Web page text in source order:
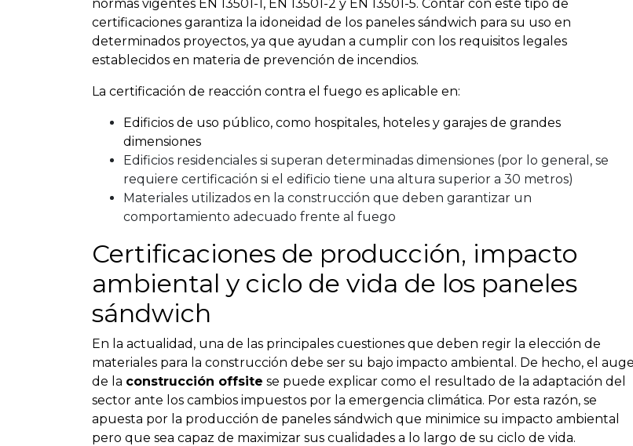
normas vigentes EN 13501-1, EN 13501-2 y EN 13501-5. Contar con este tipo de
certificaciones garantiza la idoneidad de los paneles sándwich para su uso en
determinados proyectos, ya que ayudan a cumplir con los requisitos legales
establecidos en materia de prevención de incendios.
La certificación de reacción contra el fuego es aplicable en:
Edificios de uso público, como hospitales, hoteles y garajes de grandes
dimensiones
Edificios residenciales si superan determinadas dimensiones (por lo general, se
requiere certificación si el edificio tiene una altura superior a 30 metros)
Materiales utilizados en la construcción que deben garantizar un
comportamiento adecuado frente al fuego
Certificaciones de producción, impacto
ambiental y ciclo de vida de los paneles
sándwich
En la actualidad, una de las principales cuestiones que deben regir la elección de
materiales para la construcción debe ser su bajo impacto ambiental. De hecho, el auge
de la construcción offsite se puede explicar como el resultado de la adaptación del
sector ante los cambios impuestos por la emergencia climática. Por esta razón, se
apuesta por la producción de paneles sándwich que minimice su impacto ambiental
pero que sea capaz de maximizar sus cualidades a lo largo de su ciclo de vida.